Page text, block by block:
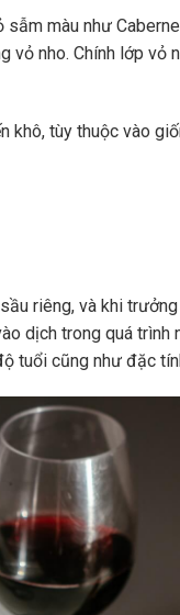
màu như
vỏ nho. Chính lớp vỏ
khô, tùy thuộc vào
riêng, và khi
dịch trong quá trình
tuổi cũng như đặc